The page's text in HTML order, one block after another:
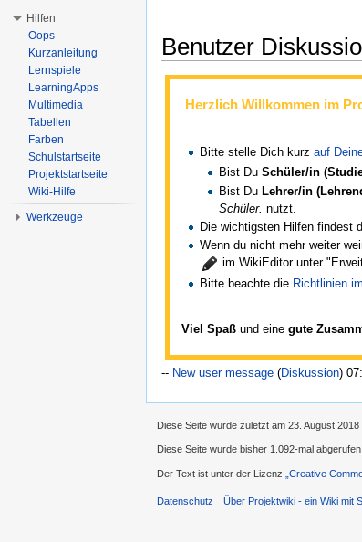
Benutzer
Herzlich Willkommen im
Bitte stelle Dich kurzauf
Bist Du Schüler/in
Bist Du Lehrer/in
Schüler. nutzt.
Die wichtigsten Hilfen findest
Wenn du nicht mehr weiter
im WikiEditor unter
Bitte beachte die Richtlinien
Viel Spaßund eine gute
-- New user message (Diskussion)
Hilfen
Oops
Kurzanleitung
Lernspiele
LearningApps
Multimedia
Tabellen
Farben
Schulstartseite
Projektstartseite
Wiki-Hilfe
Werkzeuge
Diese Seite wurde zuletzt am 23. August
Diese Seite wurde bisher 1.092-mal abgerufen.
Der Text ist unter der Lizenz „Creative
Datenschutz Über Projektwiki - ein Wiki mit